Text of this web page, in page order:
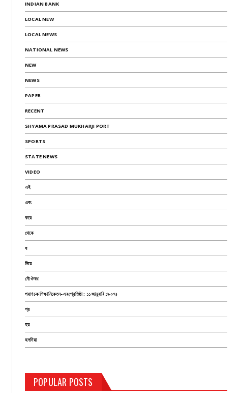
INDIAN BANK
LOCAL NEW
LOCAL NEWS
NATIONAL NEWS
NEW
NEWS
PAPER
RECENT
SHYAMA PRASAD MUKHARJI PORT
SPORTS
STATE NEWS
VIDEO
এই
এবং
করে
থেকে
ধ
নিয়ে
নৌ ঔষধ
পরাণচক শিক্ষানিকেতন-এর(প্রতিষ্ঠা : ১১ জানুয়ারি ১৯০৭)
প্র
হয়
হলদিয়া
POPULAR POSTS
TEST PAGE
August 14, 2019